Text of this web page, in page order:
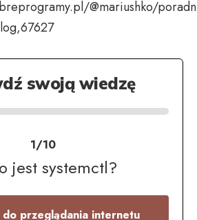
@mariushko/
swoją wiedzę
1/10
jest systemctl?
przeglądania internetu